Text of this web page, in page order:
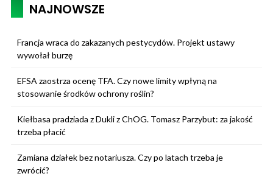
NAJNOWSZE
Francja wraca do zakazanych pestycydów. Projekt ustawy
wywołał burzę
EFSA zaostrza ocenę TFA. Czy nowe limity wpłyną na
stosowanie środków ochrony roślin?
Kiełbasa pradziada z Dukli z ChOG. Tomasz Parzybut: za jakość
trzeba płacić
Zamiana działek bez notariusza. Czy po latach trzeba je
zwrócić?